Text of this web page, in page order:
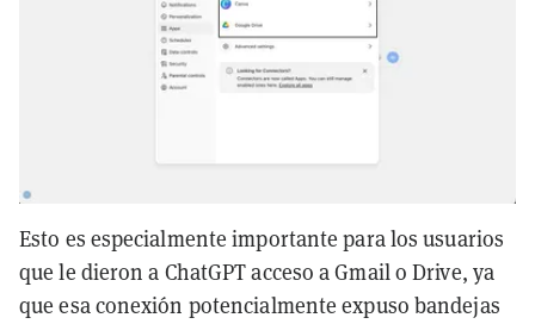
Esto es especialmente importante para los usuarios
que le dieron a ChatGPT acceso a Gmail o Drive, ya
que esa conexión potencialmente expuso bandejas